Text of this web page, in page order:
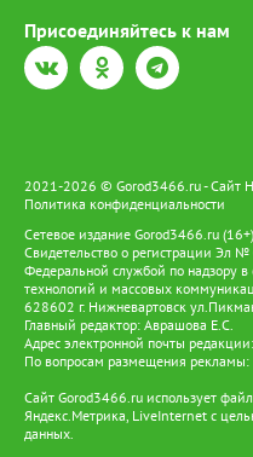
Присоединяйтесь к нам
2021-2026 © Gorod3466.ru - Сайт
Политика конфиденциальности
Сетевое издание Gorod3466.ru
Свидетельство о регистрации
Федеральной службой по надзору
технологий и массовых
628602 г. Нижневартовск
Главный редактор: Аврашова Е.С.
Адрес электронной почты редакции:
По вопросам размещения рекламы:
Сайт Gorod3466.ru использует
Яндекс.Метрика, LiveInternet с
данных.